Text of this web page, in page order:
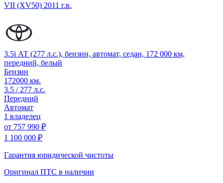
VII (XV50) 2011 г.в.
3.5i АТ (277 л.с.), бензин, автомат, седан, 172 000 км,
передний, белый
Бензин
172000 км.
3.5 / 277 л.с.
Передний
Автомат
1 владелец
от 757 990 ₽
1 100 000 ₽
Гарантия юридической чистоты
Оригинал ПТС в наличии